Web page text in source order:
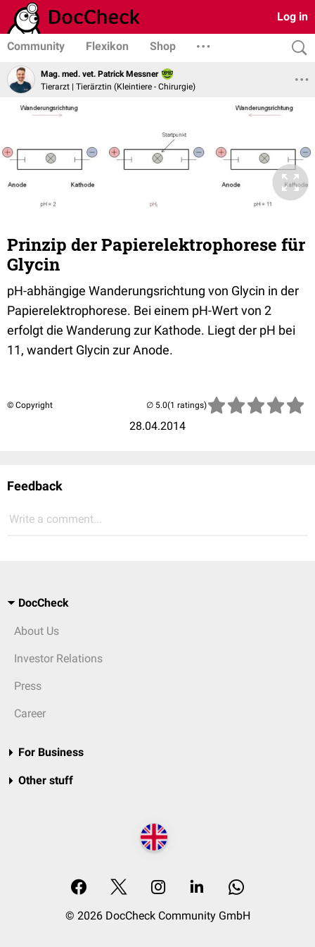
Log in
Community Flexikon Shop
Mag. med. vet. Patrick Messner
Tierarzt | Tierärztin (Kleintiere - Chirurgie)
Prinzip der Papierelektrophorese für
Glycin
pH-abhängige Wanderungsrichtung von Glycin in der
Papierelektrophorese. Bei einem pH-Wert von 2
erfolgt die Wanderung zur Kathode. Liegt der pH bei
11, wandert Glycin zur Anode.
© Copyright
28.04.2014
(1 ratings)
Feedback
Write a comment...
DocCheck
About Us
Investor Relations
Press
Career
For Business
Other stuff
© 2026 DocCheck Community GmbH